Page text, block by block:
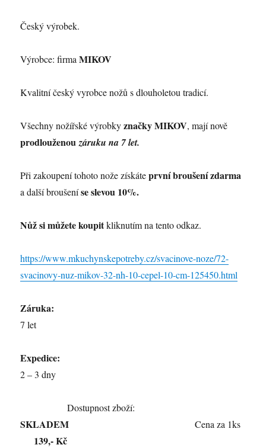
Český výrobek.
Výrobce: firmaMIKOV
Kvalitní český vyrobce nožů s dlouholetou tradicí.
Všechny nožířské výrobkyznačky MIKOV, mají nově
prodlouženouzáruku na 7 let.
Při zakoupení tohoto nože získáteprvní broušení zdarma
a další broušeníse slevou 10%.
Nůž si můžete koupitkliknutím na tento odkaz.
https://www.mkuchynskepotreby.cz/svacinove-noze/72-
svacinovy-nuz-mikov-32-nh-10-cepel-10-cm-125450.html
Záruka:
7 let
Expedice:
2 – 3 dny
Dostupnost zboží:
SKLADEMCena za 1ks
139,- Kč